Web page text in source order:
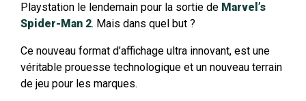
Playstation le lendemain pour la sortie de Marvel’s
Spider-Man 2. Mais dans quel but ?
Ce nouveau format d’affichage ultra innovant, est une
véritable prouesse technologique et un nouveau terrain
de jeu pour les marques.